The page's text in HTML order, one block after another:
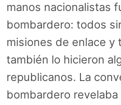
manos nacionalistas
bombardero: todos
misiones de enlace y
también lo hicieron
republicanos. La
bombardero